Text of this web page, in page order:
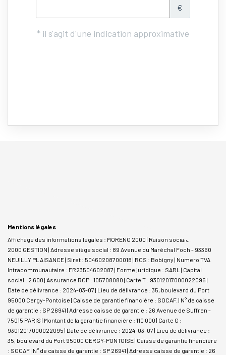
Mentions légales
Affichage des informations légales : MORENO 2000 | Raison sociale : MORENO
2000 GESTION | Adresse siège social : 89 Avenue du Maréchal Foch - 93360
NEUILLY PLAISANCE | Siret : 50460208700018 | RCS : Bobigny | Numero TVA
Intracommunautaire : FR23504602087 | Forme juridique : SARL | Capital
social : 2 600 | Assurance RCP : 105708080 | Carte T : 93012017000022095 |
Date de délivrance : 2024-03-07 | Lieu de délivrance : 35, boulevard du Port
95000 Cergy-Pontoise | Caisse de garantie financière : SOCAF. | N° de caisse
de garantie : SP 26941 | Adresse caisse de garantie : 26 Avenue de Suffren -
75015 PARIS | Montant de la garantie financière : 110 000 | Carte G :
93012017000022095 | Date de délivrance : 2024-03-07 | Lieu de délivrance :
35, boulevard du Port 95000 CERGY-PONTOISE | Caisse de garantie financière
: SOCAF | N° de caisse de garantie : SP 26941 | Adresse caisse de garantie : 26